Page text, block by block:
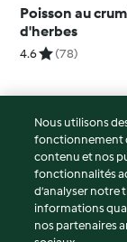
Poisson au
d'herbes
4.6 (78)
© Copyright 2026
Conditions
Politique de
Non-
Nous utilisons
fonctionnement
contenu et nos
fonctionnalités
d’analyser notre
informations
nos partenaires